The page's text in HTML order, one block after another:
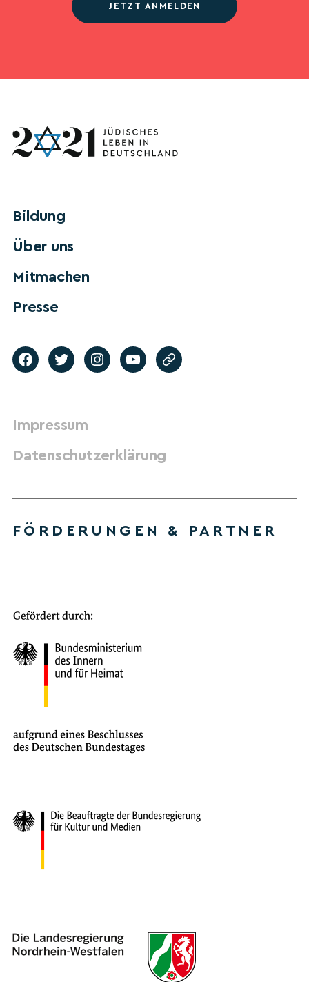
JETZT ANMELDEN
Bildung
Über uns
Mitmachen
Presse
Impressum
Datenschutzerklärung
FÖRDERUNGEN & PARTNER